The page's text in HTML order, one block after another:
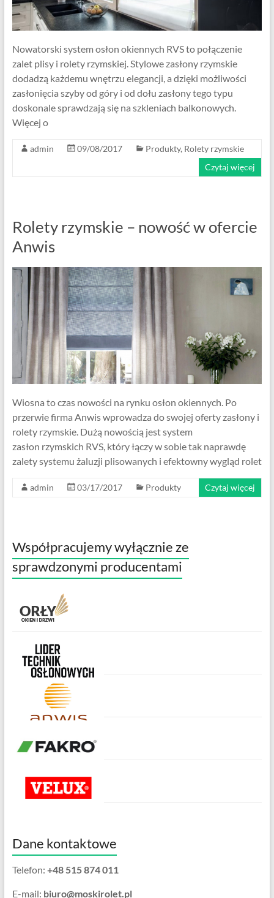
Nowatorski system osłon okiennych RVS to połączenie
zalet plisy i rolety rzymskiej. Stylowe zasłony rzymskie
dodadzą każdemu wnętrzu elegancji, a dzięki możliwości
zasłonięcia szyby od góry i od dołu zasłony tego typu
doskonale sprawdzają się na szkleniach balkonowych.
Więcej o
admin 09/08/2017 Produkty, Rolety rzymskie
Czytaj więcej
Rolety rzymskie – nowość w ofercie
Anwis
Wiosna to czas nowości na rynku osłon okiennych. Po
przerwie firma Anwis wprowadza do swojej oferty zasłony i
rolety rzymskie. Dużą nowością jest system
zasłon rzymskich RVS, który łączy w sobie tak naprawdę
zalety systemu żaluzji plisowanych i efektowny wygląd rolet
admin 03/17/2017 Produkty Czytaj więcej
Współpracujemy wyłącznie ze
sprawdzonymi producentami
Dane kontaktowe
Telefon: +48 515 874 011
E-mail: biuro@moskirolet.pl